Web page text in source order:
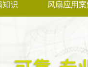
知识 风扇应用案